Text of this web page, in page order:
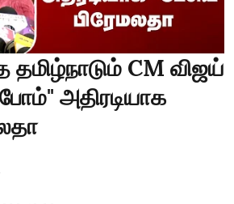
CM விஜய்
அதிரடியாக